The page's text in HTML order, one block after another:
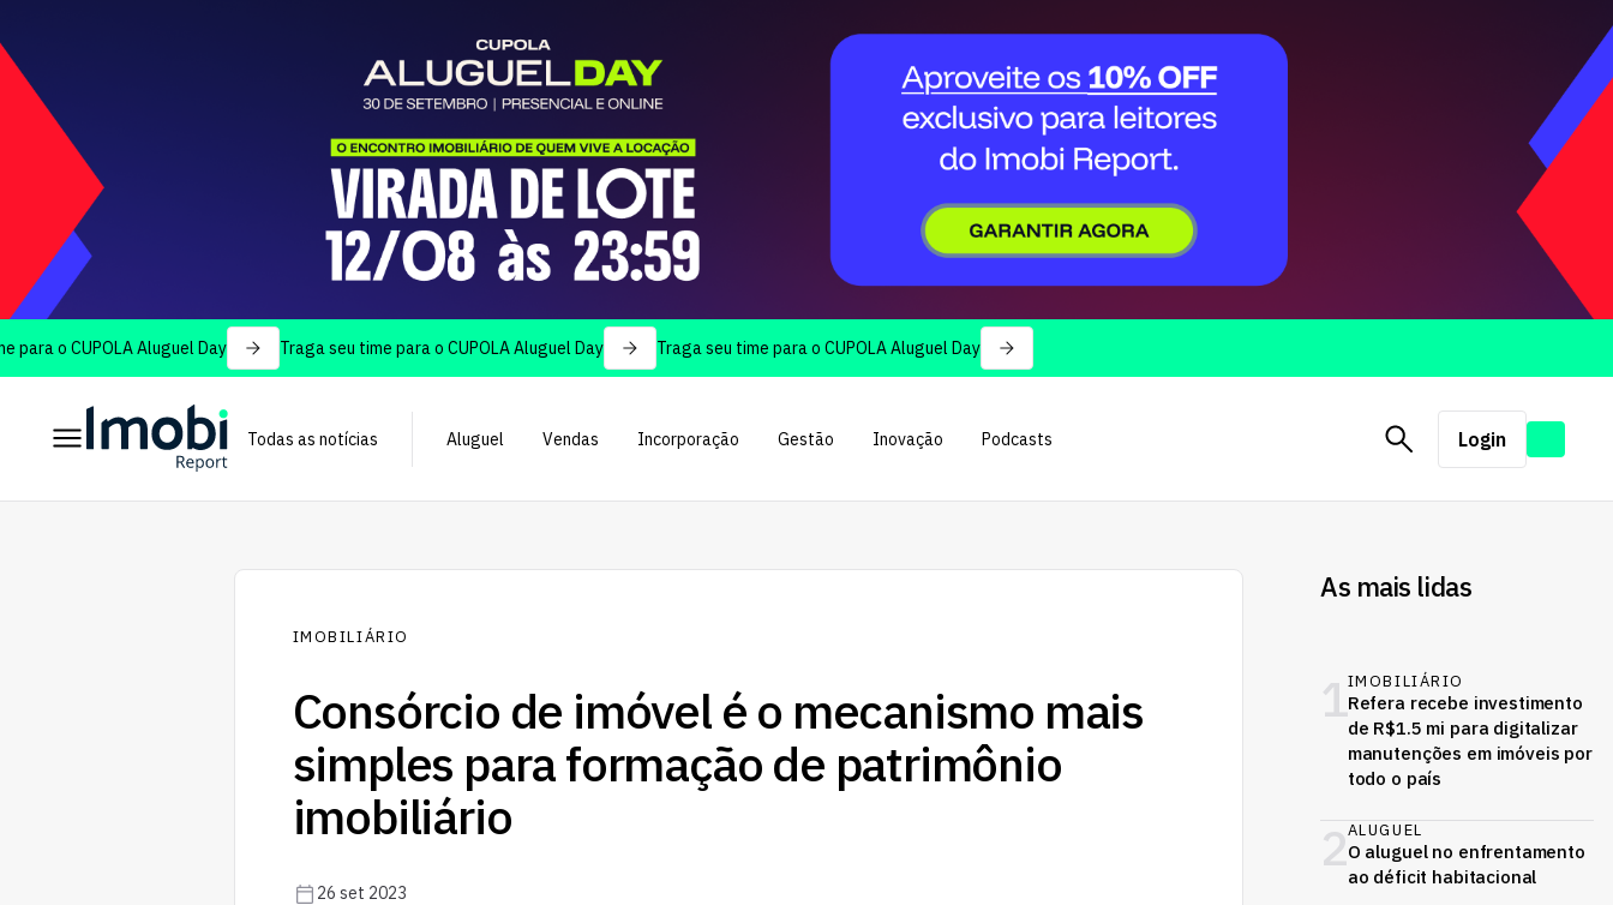
CUPOLA Aluguel Day Traga seu time para o CUPOLA Aluguel Day Traga seu time para o CUPOLA Aluguel Day
Todas as notícias Aluguel Vendas Incorporação Gestão Inovação Podcasts Login
IMOBILIÁRIO
Consórcio de imóvel é o mecanismo mais
simples para formação de patrimônio
imobiliário
26 set 2023
As mais lidas
1IMOBILIÁRIO
Refera recebe investimento
de R$1.5 mi para digitalizar
manutenções em imóveis por
todo o país
2ALUGUEL
O aluguel no enfrentamento
ao déficit habitacional